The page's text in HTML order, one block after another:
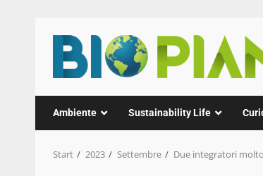
Inhalt
springen
Ambiente Sustainability Life
Start 2023 Settembre Due integratori